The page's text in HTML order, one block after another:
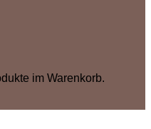
im Warenkorb.